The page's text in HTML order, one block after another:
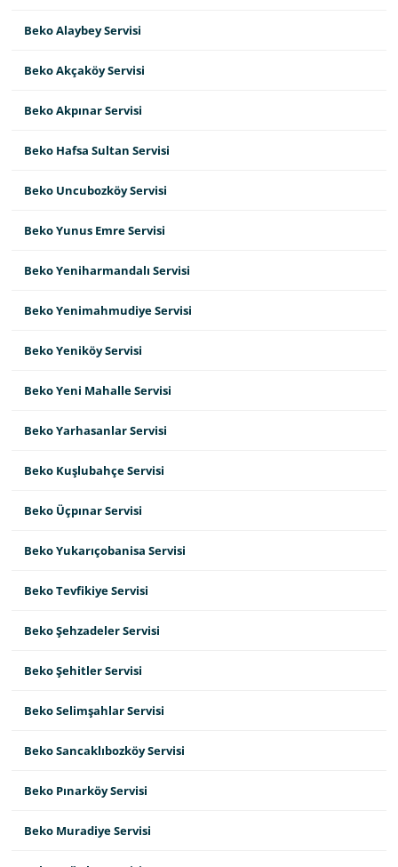
Beko Alaybey Servisi
Beko Akçaköy Servisi
Beko Akpınar Servisi
Beko Hafsa Sultan Servisi
Beko Uncubozköy Servisi
Beko Yunus Emre Servisi
Beko Yeniharmandalı Servisi
Beko Yenimahmudiye Servisi
Beko Yeniköy Servisi
Beko Yeni Mahalle Servisi
Beko Yarhasanlar Servisi
Beko Kuşlubahçe Servisi
Beko Üçpınar Servisi
Beko Yukarıçobanisa Servisi
Beko Tevfikiye Servisi
Beko Şehzadeler Servisi
Beko Şehitler Servisi
Beko Selimşahlar Servisi
Beko Sancaklıbozköy Servisi
Beko Pınarköy Servisi
Beko Muradiye Servisi